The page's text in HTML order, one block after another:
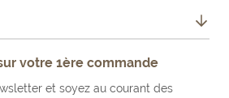
votre 1ère commande
et soyez au courant des